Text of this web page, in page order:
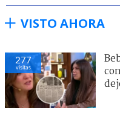
VISTO AHORA
277
visitas